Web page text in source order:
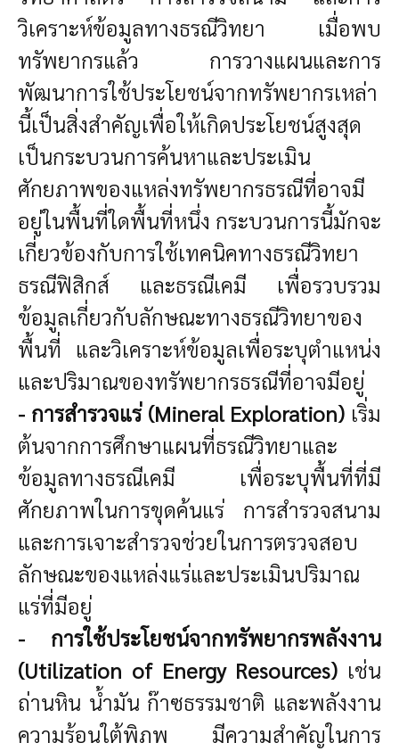
วิเคราะห์ข้อมูลทางธรณีวิทยา เมื่อพบ
ทรัพยากรแล้ว การวางแผนและการ
พัฒนาการใช้ประโยชน์จากทรัพยากรเหล่า
นี้เป็นสิ่งสำคัญเพื่อให้เกิดประโยชน์สูงสุด
เป็นกระบวนการค้นหาและประเมิน
ศักยภาพของแหล่งทรัพยากรธรณีที่อาจมี
อยู่ในพื้นที่ใดพื้นที่หนึ่ง กระบวนการนี้มักจะ
เกี่ยวข้องกับการใช้เทคนิคทางธรณีวิทยา
ธรณีฟิสิกส์ และธรณีเคมี เพื่อรวบรวม
ข้อมูลเกี่ยวกับลักษณะทางธรณีวิทยาของ
พื้นที่ และวิเคราะห์ข้อมูลเพื่อระบุตำแหน่ง
และปริมาณของทรัพยากรธรณีที่อาจมีอยู่
- การสำรวจแร่ (Mineral Exploration) เริ่ม
ต้นจากการศึกษาแผนที่ธรณีวิทยาและ
ข้อมูลทางธรณีเคมี เพื่อระบุพื้นที่ที่มี
ศักยภาพในการขุดค้นแร่ การสำรวจสนาม
และการเจาะสำรวจช่วยในการตรวจสอบ
ลักษณะของแหล่งแร่และประเมินปริมาณ
แร่ที่มีอยู่
- การใช้ประโยชน์จากทรัพยากรพลังงาน
(Utilization of Energy Resources) เช่น
ถ่านหิน น้ำมัน ก๊าซธรรมชาติ และพลังงาน
ความร้อนใต้พิภพ มีความสำคัญในการ